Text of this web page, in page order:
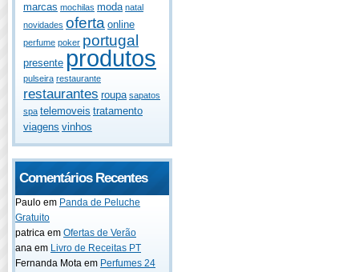
marcas mochilas moda natal
novidades oferta online
perfume poker portugal
presente produtos
pulseira restaurante
restaurantes roupa sapatos
spa telemoveis tratamento
viagens vinhos
Comentários Recentes
Paulo em Panda de Peluche
Gratuito
patrica em Ofertas de Verão
ana em Livro de Receitas PT
Fernanda Mota em Perfumes 24